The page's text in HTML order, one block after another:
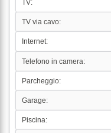
TV:
TV via cavo:
Internet:
Telefono in camera:
Parcheggio:
Garage:
Piscina: